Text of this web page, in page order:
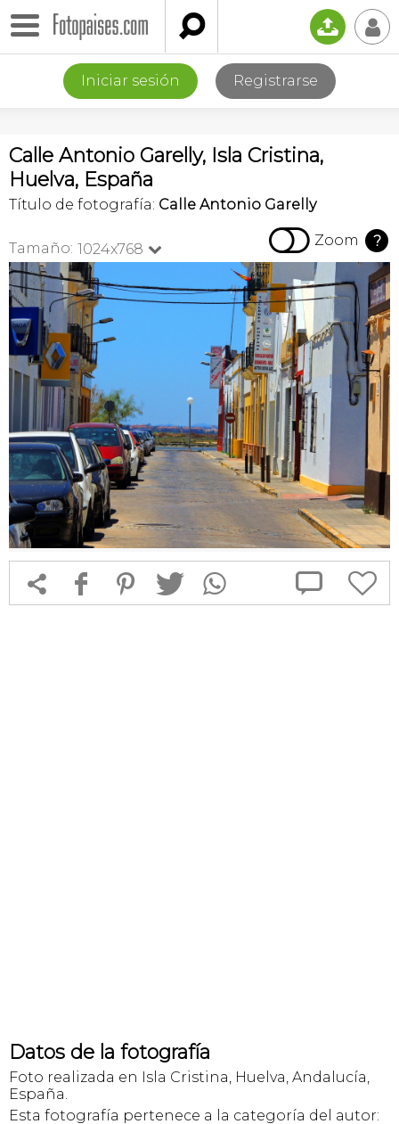
 📤 👤
Iniciar sesión Registrarse
Calle Antonio Garelly, Isla Cristina,
Huelva, España
Título de fotografía: Calle Antonio Garelly
Tamaño: 1024x768   Zoom ?
 f 1 T  
Datos de la fotografía
Foto realizada en Isla Cristina, Huelva, Andalucía,
España.
Esta fotografía pertenece a la categoría del autor: